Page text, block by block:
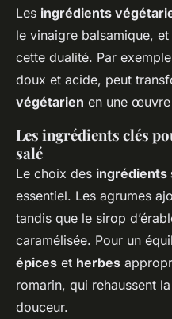
Les ingrédients
le vinaigre balsamique,
cette dualité. Par
doux et acide, peut
végétarien en une
Les ingrédients clés
salé
Le choix des ingrédients
essentiel. Les agrumes
tandis que le sirop
caramélisée. Pour un
épices et herbes
romarin, qui rehaussent
douceur.